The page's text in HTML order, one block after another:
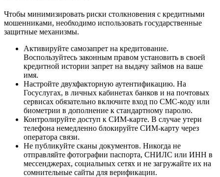
Чтобы минимизировать риски столкновения с кредитными
мошенниками, необходимо использовать государственные
защитные механизмы.
Активируйте самозапрет на кредитование.
Воспользуйтесь законным правом установить в своей
кредитной истории запрет на выдачу займов на ваше
имя.
Настройте двухфакторную аутентификацию. На
Госуслугах, в личных кабинетах банков и на почтовых
сервисах обязательно включите вход по СМС-коду или
биометрии в дополнение к стандартному паролю.
Контролируйте доступ к СИМ-карте. В случае утери
телефона немедленно блокируйте СИМ-карту через
оператора связи.
Не публикуйте сканы документов. Никогда не
отправляйте фотографии паспорта, СНИЛС или ИНН в
мессенджерах, социальных сетях и не загружайте их на
сомнительные сайты для верификации.